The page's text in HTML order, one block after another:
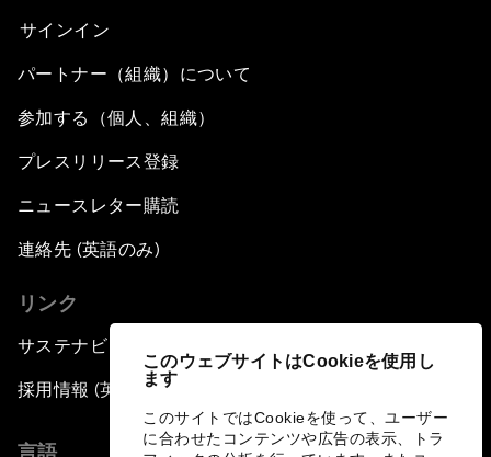
このウェブサイトはCookieを使用し
ます
このサイトではCookieを使って、ユーザー
に合わせたコンテンツや広告の表示、トラ
サインイン
パートナー（組織）について
参加する（個人、組織）
プレスリリース登録
ニュースレター購読
連絡先 (英語のみ)
リンク
サステナビリティへの取り組み
採用情報 (英語のみ)
言語